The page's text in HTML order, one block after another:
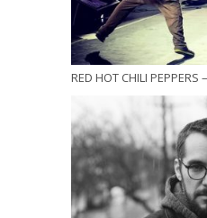
RED HOT CHILI